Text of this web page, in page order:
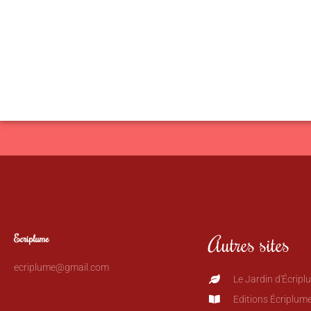
Ecriplume
ecriplume@gmail.com
Autres sites
Le Jardin
Editions